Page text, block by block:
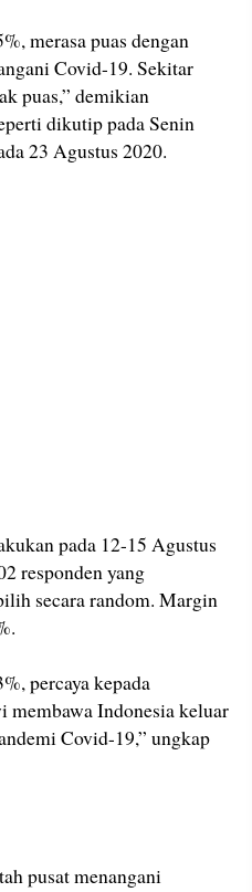
merasa puas dengan
Covid-19. Sekitar
puas,” demikian
dikutip pada Senin
23 Agustus 2020.
pada 12-15 Agustus
responden yang
secara random. Margin
percaya kepada
membawa Indonesia keluar
Covid-19,” ungkap
pusat menangani